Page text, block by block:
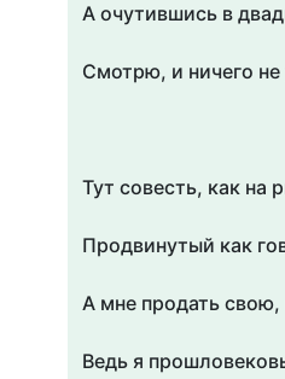
А очутившись в
Смотрю, и ничего не
Тут совесть, как на
Продвинутый как
А мне продать свою,
Ведь я